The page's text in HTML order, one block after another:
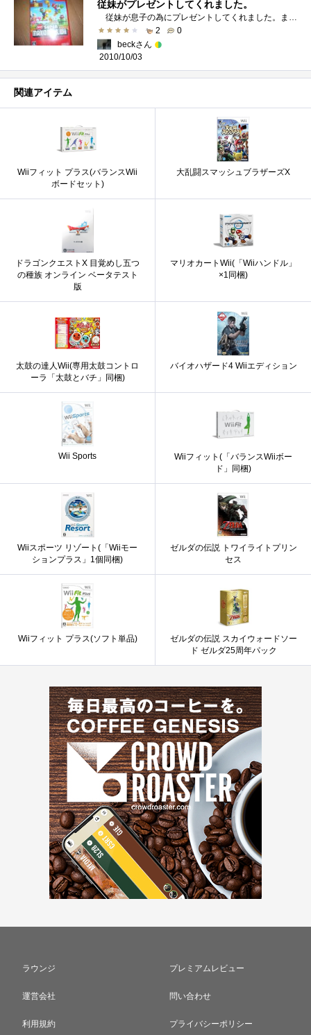
従妹がプレゼントしてくれました。
2
0
beckさん
2010/10/03
関連アイテム
Wiiフィット プラス(バランスWii
ボードセット)
大乱闘スマッシュブラザーズX
ドラゴンクエストX 目覚めし五つ
の種族 オンライン ベータテスト
版
マリオカートWii(「Wiiハンドル」
×1同梱)
太鼓の達人Wii(専用太鼓コントロ
ーラ「太鼓とバチ」同梱)
バイオハザード4 Wiiエディション
Wii Sports
Wiiフィット(「バランスWiiボー
ド」同梱)
Wiiスポーツ リゾート(「Wiiモー
ションプラス」1個同梱)
ゼルダの伝説 トワイライトプリン
セス
Wiiフィット プラス(ソフト単品)
ゼルダの伝説 スカイウォードソー
ド ゼルダ25周年パック
ラウンジ プレミアムレビュー
運営会社 問い合わせ
利用規約 プライバシーポリシー